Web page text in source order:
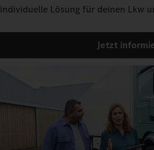
individuelle Lösung für deinen Lkw
Jetzt